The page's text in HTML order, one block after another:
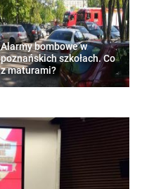
Alarmy bombowe w
poznańskich szkołach. Co
z maturami?